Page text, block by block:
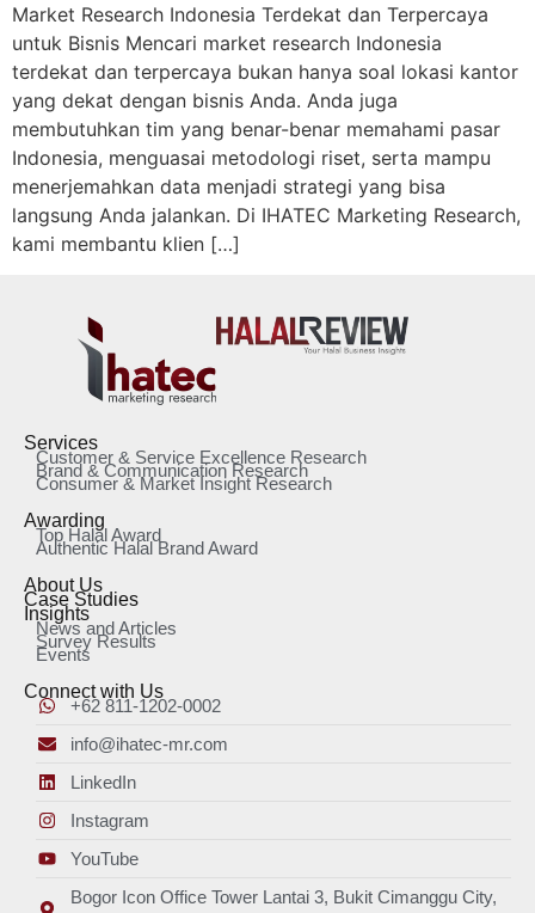
Market Research Indonesia Terdekat dan Terpercaya
untuk Bisnis Mencari market research Indonesia
terdekat dan terpercaya bukan hanya soal lokasi kantor
yang dekat dengan bisnis Anda. Anda juga
membutuhkan tim yang benar-benar memahami pasar
Indonesia, menguasai metodologi riset, serta mampu
menerjemahkan data menjadi strategi yang bisa
langsung Anda jalankan. Di IHATEC Marketing Research,
kami membantu klien […]
Services
Customer & Service Excellence Research
Brand & Communication Research
Consumer & Market Insight Research
Awarding
Top Halal Award
Authentic Halal Brand Award
About Us
Case Studies
Insights
News and Articles
Survey Results
Events
Connect with Us
+62 811-1202-0002
info@ihatec-mr.com
LinkedIn
Instagram
YouTube
Bogor Icon Office Tower Lantai 3, Bukit Cimanggu City,